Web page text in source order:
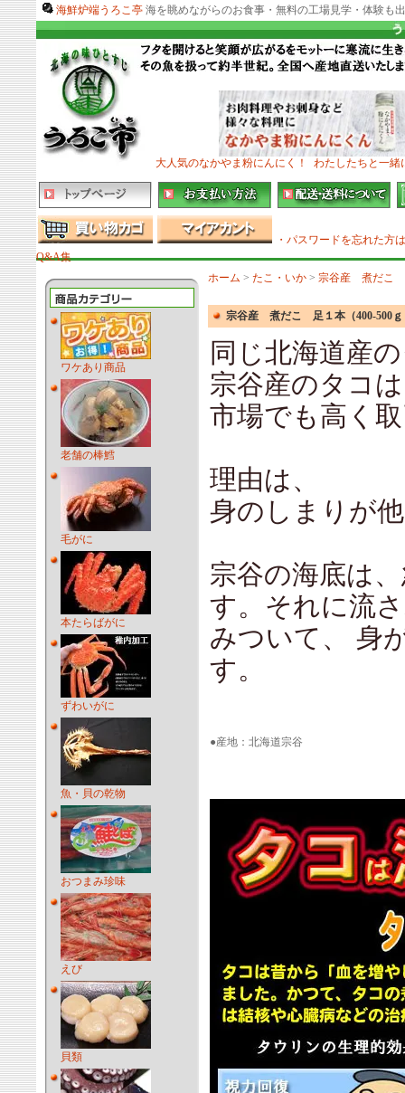
海鮮炉端うろこ亭 海を眺めながらのお食事・無料の工場見学・体験も
大人気のなかやま粉にんにく！ わたしたちと一緒
・パスワードを忘れた方
Q&A集
ワケあり商品
老舗の棒鱈
毛がに
本たらばがに
ずわいがに
魚・貝の乾物
おつまみ珍味
えび
貝類
ホーム > たこ・いか > 宗谷産 煮だこ
宗谷産 煮だこ 足１本（400-500
同じ北海道産
宗谷産のタコは
市場でも高く
理由は、
身のしまりが
宗谷の海底は
す。それに流
みついて、 身
す。
●産地：北海道宗谷